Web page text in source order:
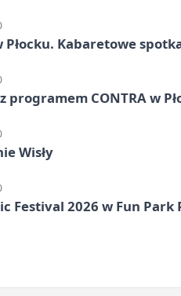
Płocku. Kabaretowe
programem CONTRA w
Wisły
Festival 2026 w Fun Park